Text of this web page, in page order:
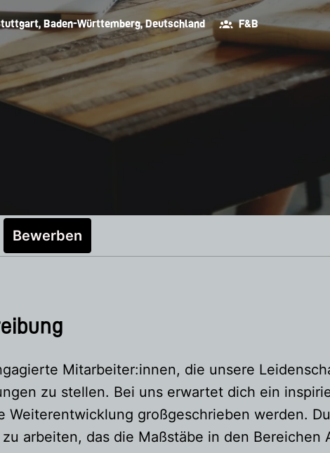
, Baden-Württemberg, Deutschland F&B
Bewerben
Mitarbeiter:innen, die unsere
zu stellen. Bei uns erwartet dich ein
Weiterentwicklung großgeschrieben werden.
arbeiten, das die Maßstäbe in den